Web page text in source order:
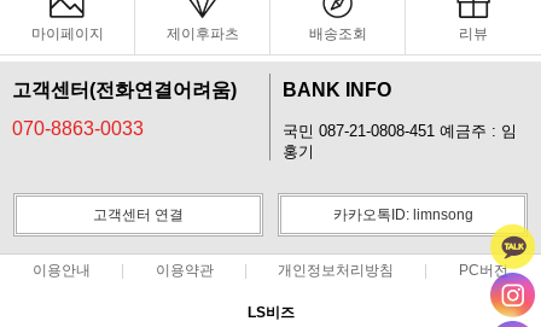
마이페이지 제이후파츠 배송조회 리뷰
고객센터(전화연결어려움)
070-8863-0033
BANK INFO
국민 087-21-0808-451 예금주 : 임
홍기
고객센터 연결 카카오톡ID: limnsong
이용안내 이용약관 개인정보처리방침 PC버전
LS비즈